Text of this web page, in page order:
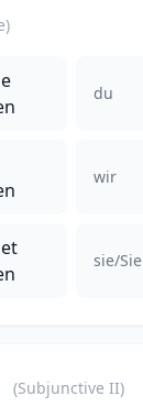
du
wir
sie/Sie
(Subjunctive II)